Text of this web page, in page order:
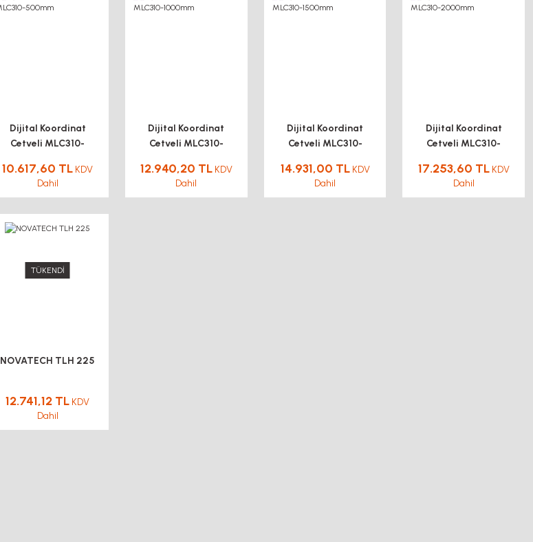
Dijital Koordinat
Cetveli MLC310-
10.617,60 TL KDV
Dahil
Dijital Koordinat
Cetveli MLC310-
12.940,20 TL KDV
Dahil
Dijital Koordinat
Cetveli MLC310-
14.931,00 TL KDV
Dahil
Dijital Koordinat
Cetveli MLC310-
17.253,60 TL KDV
Dahil
TÜKENDİ
NOVATECH TLH 225
12.741,12 TL KDV
Dahil